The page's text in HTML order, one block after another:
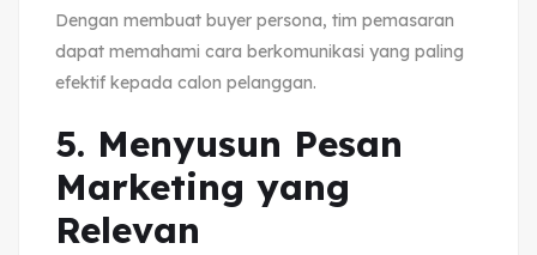
Dengan membuat buyer persona, tim pemasaran
dapat memahami cara berkomunikasi yang paling
efektif kepada calon pelanggan.
5. Menyusun Pesan
Marketing yang
Relevan